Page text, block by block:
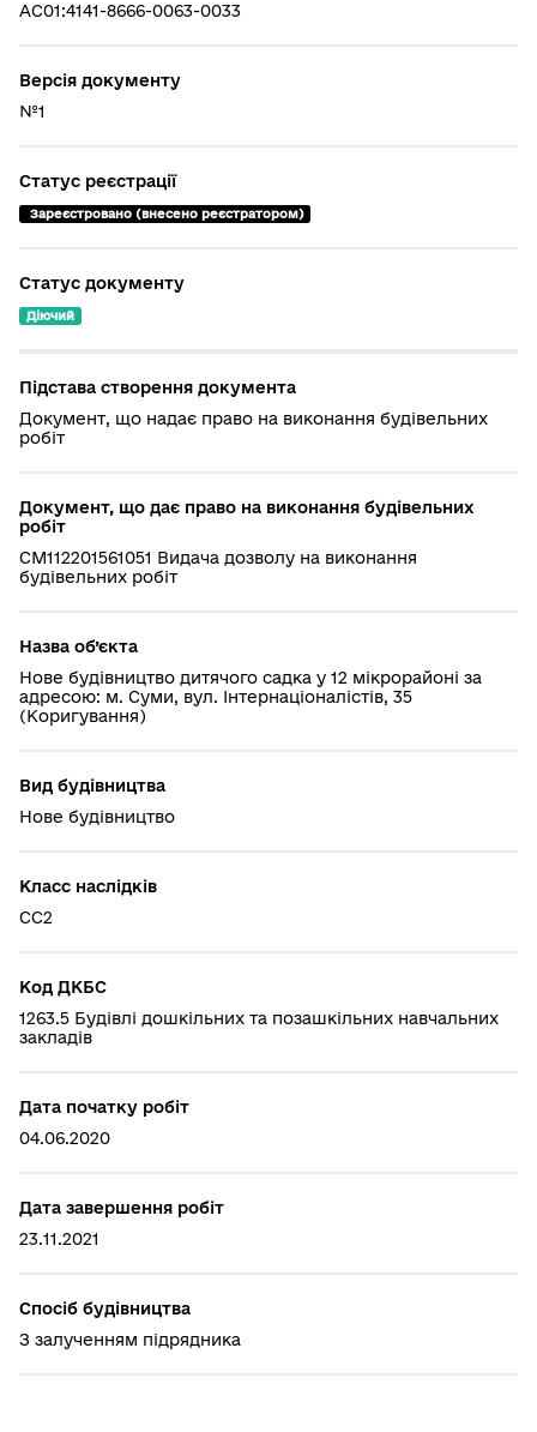
AC01:4141-8666-0063-0033
Версія документу
№1
Статус реєстрації
Зареєстровано (внесено реєстратором)
Статус документу
Діючий
Підстава створення документа
Документ, що надає право на виконання будівельних
робіт
Документ, що дає право на виконання будівельних
робіт
СМ112201561051 Видача дозволу на виконання
будівельних робіт
Назва об’єкта
Нове будівництво дитячого садка у 12 мікрорайоні за
адресою: м. Суми, вул. Інтернаціоналістів, 35
(Коригування)
Вид будівництва
Нове будівництво
Класс наслідків
СС2
Код ДКБС
1263.5 Будівлі дошкільних та позашкільних навчальних
закладів
Дата початку робіт
04.06.2020
Дата завершення робіт
23.11.2021
Спосіб будівництва
З залученням підрядника